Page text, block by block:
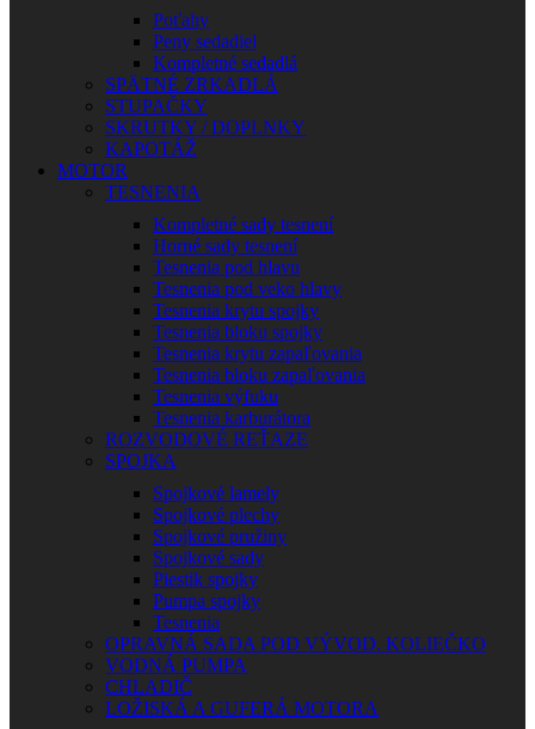
Poťahy
Peny sedadiel
Kompletné sedadlá
SPÄTNÉ ZRKADLÁ
STUPAČKY
SKRUTKY / DOPLNKY
KAPOTÁŽ
MOTOR
TESNENIA
Kompletné sady tesnení
Horné sady tesnení
Tesnenia pod hlavu
Tesnenia pod veko hlavy
Tesnenia krytu spojky
Tesnenia bloku spojky
Tesnenia krytu zapaľovania
Tesnenia bloku zapaľovania
Tesnenia výfuku
Tesnenia karburátora
ROZVODOVÉ REŤAZE
SPOJKA
Spojkové lamely
Spojkové plechy
Spojkové pružiny
Spojkové sady
Piestik spojky
Pumpa spojky
Tesnenia
OPRAVNÁ SADA POD VÝVOD. KOLIEČKO
VODNÁ PUMPA
CHLADIČ
LOŽISKÁ A GUFERÁ MOTORA